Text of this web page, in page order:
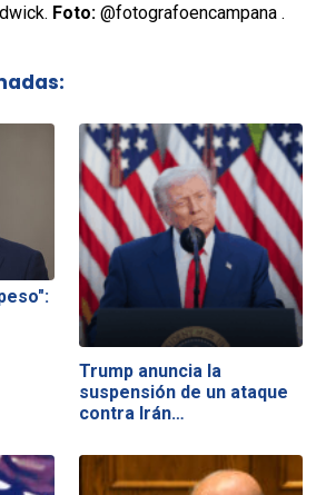
Foto: @fotografoencampana .
Trump anuncia la
suspensión de un ataque
contra Irán…